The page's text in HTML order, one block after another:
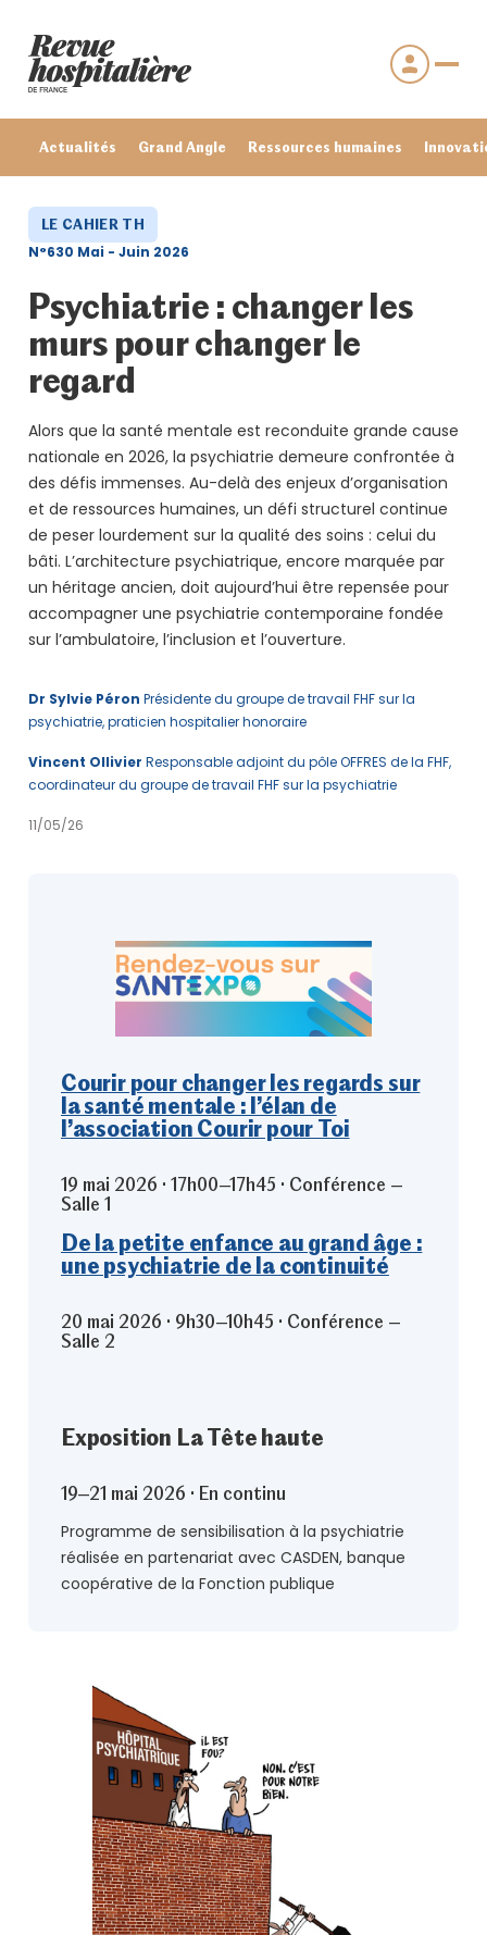
Actualités Grand Angle Ressources humaines
Se connecter
Mot de passe oublié ?
LE CAHIER TH
N°630 Mai - Juin 2026
Psychiatrie : changer les
murs pour changer le
regard
Alors que la santé mentale est reconduite grande cause
nationale en 2026, la psychiatrie demeure confrontée à
des défis immenses. Au-delà des enjeux d’organisation
et de ressources humaines, un défi structurel continue
de peser lourdement sur la qualité des soins : celui du
bâti. L’architecture psychiatrique, encore marquée par
un héritage ancien, doit aujourd’hui être repensée pour
accompagner une psychiatrie contemporaine fondée
sur l’ambulatoire, l’inclusion et l’ouverture.
Dr Sylvie Péron Présidente du groupe de travail FHF sur la
psychiatrie, praticien hospitalier honoraire
Vincent Ollivier Responsable adjoint du pôle OFFRES de la FHF,
coordinateur du groupe de travail FHF sur la psychiatrie
11/05/26
Courir pour changer les regards sur
la santé mentale : l’élan de
l’association Courir pour Toi
19 mai 2026 · 17h00–17h45 · Conférence –
Salle 1
De la petite enfance au grand âge :
une psychiatrie de la continuité
20 mai 2026 · 9h30–10h45 · Conférence –
Salle 2
Exposition La Tête haute
19–21 mai 2026 · En continu
Programme de sensibilisation à la psychiatrie
réalisée en partenariat avec CASDEN, banque
coopérative de la Fonction publique